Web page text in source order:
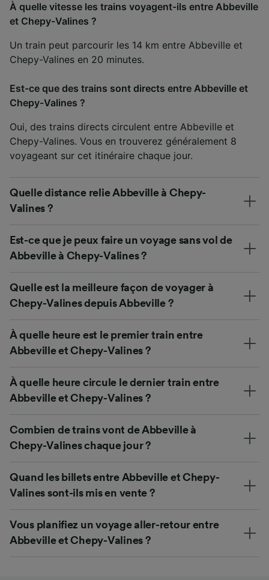
À quelle vitesse les trains voyagent-ils entre Abbeville
et Chepy-Valines ?
Un train peut parcourir les 14 km entre Abbeville et
Chepy-Valines en 20 minutes.
Est-ce que des trains sont directs entre Abbeville et
Chepy-Valines ?
Oui, des trains directs circulent entre Abbeville et
Chepy-Valines. Vous en trouverez généralement 8
voyageant sur cet itinéraire chaque jour.
Quelle distance relie Abbeville à Chepy-
Valines ?
Est-ce que je peux faire un voyage sans vol de
Abbeville à Chepy-Valines ?
Quelle est la meilleure façon de voyager à
Chepy-Valines depuis Abbeville ?
À quelle heure est le premier train entre
Abbeville et Chepy-Valines ?
À quelle heure circule le dernier train entre
Abbeville et Chepy-Valines ?
Combien de trains vont de Abbeville à
Chepy-Valines chaque jour ?
Quand les billets entre Abbeville et Chepy-
Valines sont-ils mis en vente ?
Vous planifiez un voyage aller-retour entre
Abbeville et Chepy-Valines ?